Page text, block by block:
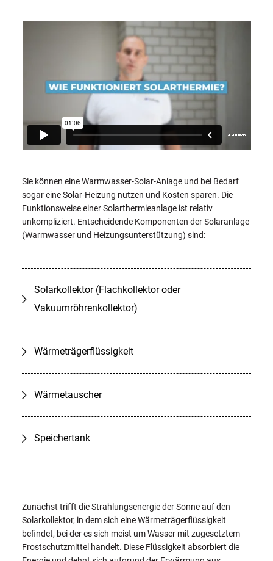
Sie können eine Warmwasser-Solar-Anlage und bei Bedarf
sogar eine Solar-Heizung nutzen und Kosten sparen. Die
Funktionsweise einer Solarthermieanlage ist relativ
unkompliziert. Entscheidende Komponenten der Solaranlage
(Warmwasser und Heizungsunterstützung) sind:
Solarkollektor (Flachkollektor oder
Vakuumröhrenkollektor)
Wärmeträgerflüssigkeit
Wärmetauscher
Speichertank
Zunächst trifft die Strahlungsenergie der Sonne auf den
Solarkollektor, in dem sich eine Wärmeträgerflüssigkeit
befindet, bei der es sich meist um Wasser mit zugesetztem
Frostschutzmittel handelt. Diese Flüssigkeit absorbiert die